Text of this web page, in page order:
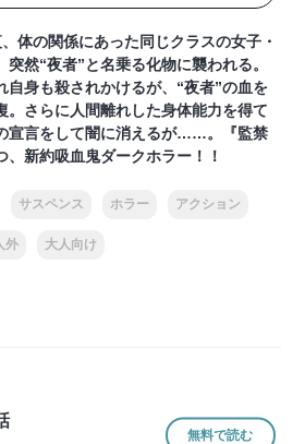
体の関係にあった同じクラスの女子・
然“夜者”と名乗る化物に襲われる。
自身も殺されかけるが、“夜者”の血を
。さらに人間離れした身体能力を得て
宣言をして闇に消えるが……。『監禁
、新約吸血鬼ダークホラー！！
サスペンス ホラー アクション
外 大人向け
無料で読む